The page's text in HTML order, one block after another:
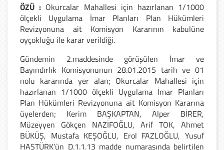
ÖZÜ : Okurcalar Mahallesi için hazırlanan 1/1000
ölçekli Uygulama İmar Planları Plan Hükümleri
Revizyonuna ait Komisyon Kararının kabulüne
oyçokluğu ile karar verildiği.
Gündemin 2.maddesinde görüşülen İmar ve
Bayındırlık Komisyonunun 28.01.2015 tarih ve 01
nolu kararında yer alan; Okurcalar Mahallesi için
hazırlanan 1/1000 ölçekli Uygulama İmar Planları
Plan Hükümleri Revizyonuna ait Komisyon Kararına
üyelerden; Kerim BAŞKAPTAN, Alper BİRER,
Müzeyyen Gökçen NAZİFOĞLU, Arif TOK, Ahmet
BÜKÜŞ, Mustafa KEŞOĞLU, Erol FAZLOĞLU, Yusuf
HASTÜRK’ün D.1.1.13 madde numarasında belirtilen